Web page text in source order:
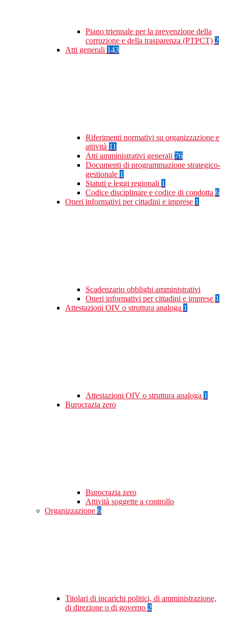
Piano triennale per la prevenzione della
corruzione e della trasparenza (PTPCT) 2
Atti generali 143
Riferimenti normativi su organizzazione e
attività 11
Atti amministrativi generali 76
Documenti di programmazione strategico-
gestionale 1
Statuti e leggi regionali 1
Codice disciplinare e codice di condotta 6
Oneri informativi per cittadini e imprese 1
Scadenzario obblighi amministrativi
Oneri informativi per cittadini e imprese 1
Attestazioni OIV o struttura analoga 1
Attestazioni OIV o struttura analoga 1
Burocrazia zero
Burocrazia zero
Attività soggette a controllo
Organizzazione 6
Titolari di incarichi politici, di amministrazione,
di direzione o di governo 2